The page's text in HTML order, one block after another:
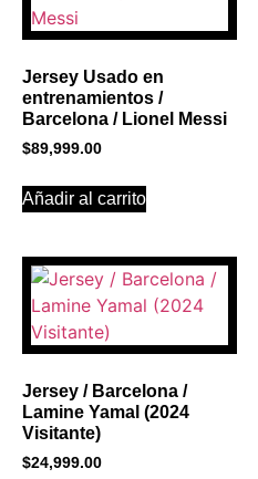
Jersey Usado en
entrenamientos /
Barcelona / Lionel Messi
$89,999.00
Añadir al carrito
Jersey / Barcelona /
Lamine Yamal (2024
Visitante)
$24,999.00